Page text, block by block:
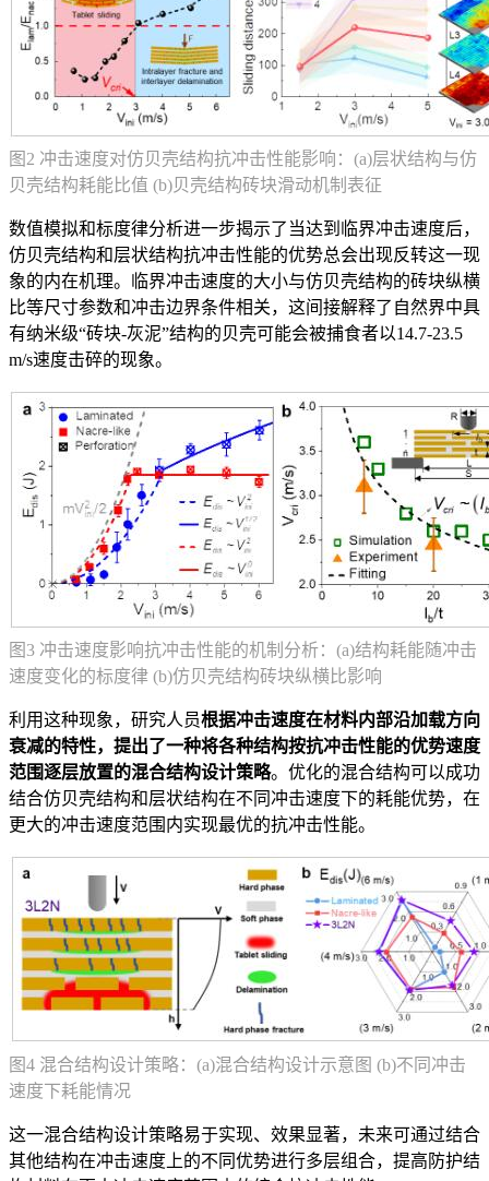
图2 冲击速度对仿贝壳结构抗冲击性能影响：(a)层状结构与仿
贝壳结构耗能比值 (b)贝壳结构砖块滑动机制表征
数值模拟和标度律分析进一步揭示了当达到临界冲击速度后，
仿贝壳结构和层状结构抗冲击性能的优势总会出现反转这一现
象的内在机理。临界冲击速度的大小与仿贝壳结构的砖块纵横
比等尺寸参数和冲击边界条件相关，这间接解释了自然界中具
有纳米级“砖块-灰泥”结构的贝壳可能会被捕食者以14.7-23.5
m/s速度击碎的现象。
图3 冲击速度影响抗冲击性能的机制分析：(a)结构耗能随冲击
速度变化的标度律 (b)仿贝壳结构砖块纵横比影响
利用这种现象，研究人员根据冲击速度在材料内部沿加载方向
衰减的特性，提出了一种将各种结构按抗冲击性能的优势速度
范围逐层放置的混合结构设计策略。优化的混合结构可以成功
结合仿贝壳结构和层状结构在不同冲击速度下的耗能优势，在
更大的冲击速度范围内实现最优的抗冲击性能。
图4 混合结构设计策略：(a)混合结构设计示意图 (b)不同冲击
速度下耗能情况
这一混合结构设计策略易于实现、效果显著，未来可通过结合
其他结构在冲击速度上的不同优势进行多层组合，提高防护结